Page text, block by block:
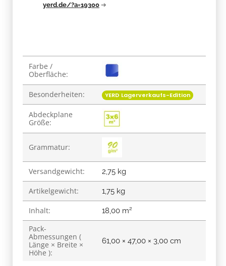
yerd.de/?a=19300 ➔
Produkteigenschaft
Wert
Farbe /
Oberfläche:
Besonderheiten: YERD Lagerverkaufs-Edition
Abdeckplane
Größe:
Grammatur:
Versandgewicht: 2,75 kg
Artikelgewicht: 1,75 kg
Inhalt: 18,00 m2
Pack-
Abmessungen (
Länge × Breite ×
Höhe ):
61,00 × 47,00 × 3,00 cm